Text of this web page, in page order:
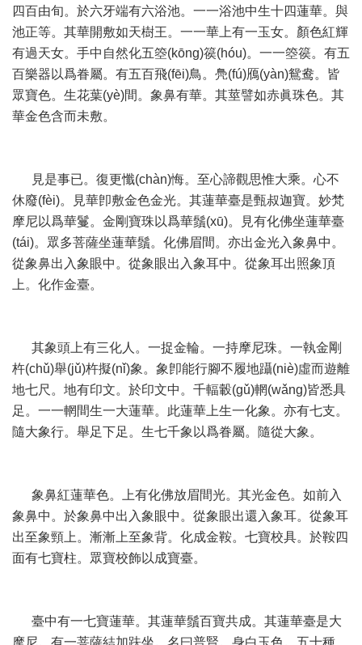
四百由旬。於六牙端有六浴池。一一浴池中生十四蓮華。與
池正等。其華開敷如天樹王。一一華上有一玉女。顏色紅輝
有過天女。手中自然化五箜(kōng)篌(hóu)。一一箜篌。有五
百樂器以爲眷屬。有五百飛(fēi)鳥。鳧(fú)鴈(yàn)鴛鸯。皆
眾寶色。生花葉(yè)間。象鼻有華。其莖譬如赤眞珠色。其
華金色含而未敷。
見是事已。復更懺(chàn)悔。至心諦觀思惟大乘。心不
休廢(fèi)。見華卽敷金色金光。其蓮華臺是甄叔迦寶。妙梵
摩尼以爲華鬘。金剛寶珠以爲華鬚(xū)。見有化佛坐蓮華臺
(tái)。眾多菩薩坐蓮華鬚。化佛眉間。亦出金光入象鼻中。
從象鼻出入象眼中。從象眼出入象耳中。從象耳出照象頂
上。化作金臺。
其象頭上有三化人。一捉金輪。一持摩尼珠。一執金剛
杵(chǔ)舉(jǔ)杵擬(nǐ)象。象卽能行腳不履地躡(niè)虛而遊離
地七尺。地有印文。於印文中。千輻轂(gǔ)輞(wǎng)皆悉具
足。一一輞間生一大蓮華。此蓮華上生一化象。亦有七支。
隨大象行。舉足下足。生七千象以爲眷屬。隨從大象。
象鼻紅蓮華色。上有化佛放眉間光。其光金色。如前入
象鼻中。於象鼻中出入象眼中。從象眼出還入象耳。從象耳
出至象頸上。漸漸上至象背。化成金鞍。七寶校具。於鞍四
面有七寶柱。眾寶校飾以成寶臺。
臺中有一七寶蓮華。其蓮華鬚百寶共成。其蓮華臺是大
摩尼。有一菩薩結加趺坐。名曰普賢。身白玉色。五十種